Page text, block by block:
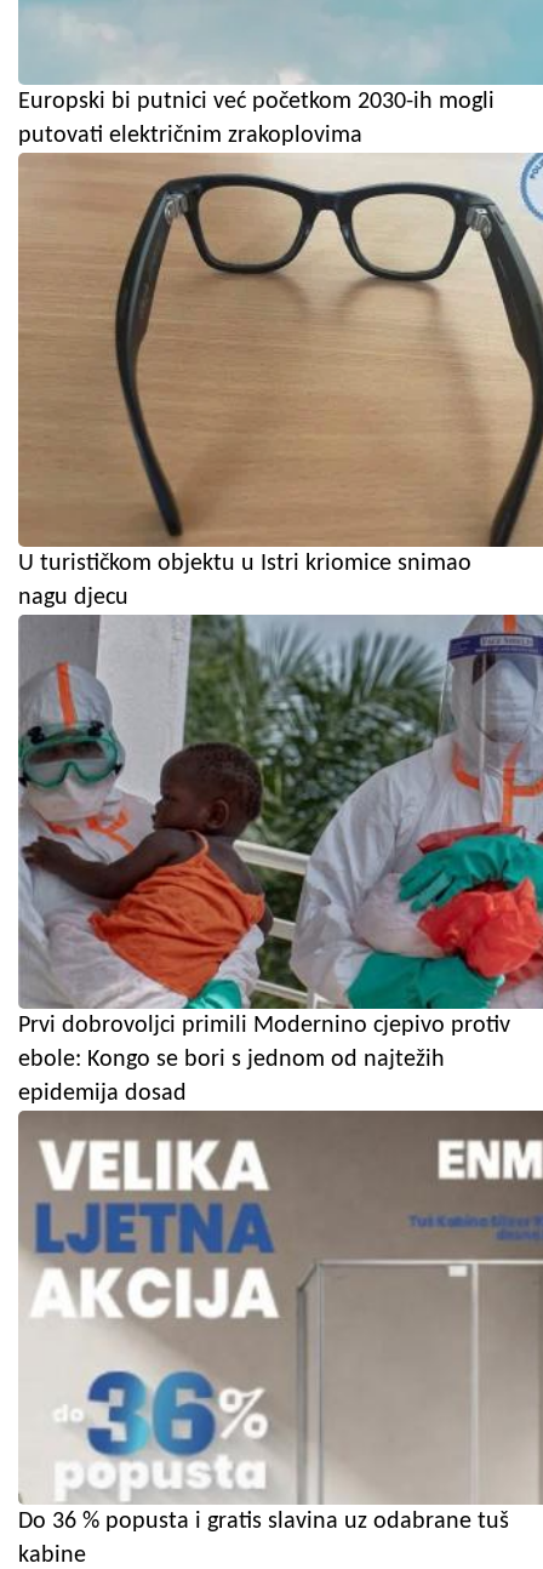
Europski bi putnici već početkom 2030-ih mogli
putovati električnim zrakoplovima
U turističkom objektu u Istri kriomice snimao
nagu djecu
Prvi dobrovoljci primili Modernino cjepivo protiv
ebole: Kongo se bori s jednom od najtežih
epidemija dosad
Do 36 % popusta i gratis slavina uz odabrane tuš
kabine